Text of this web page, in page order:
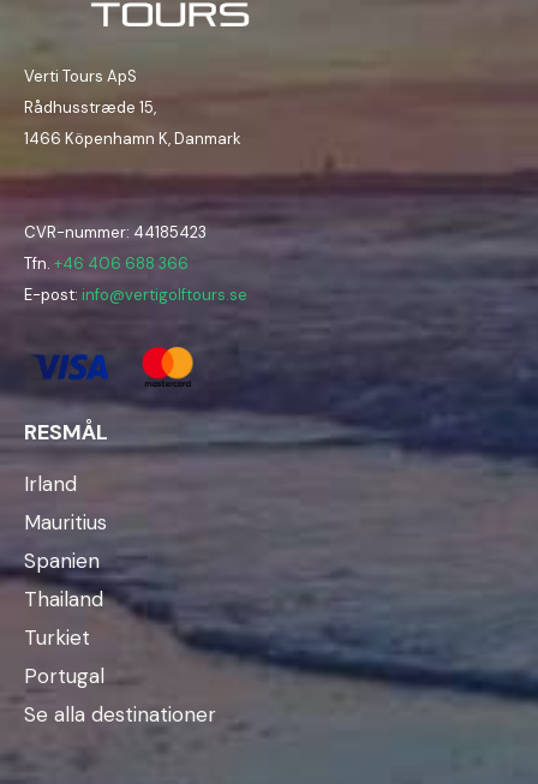
Verti Tours ApS
Rådhusstræde 15,
1466 Köpenhamn K, Danmark
CVR-nummer: 44185423
Tfn. +46 406 688 366
E-post: info@vertigolftours.se
RESMÅL
Irland
Mauritius
Spanien
Thailand
Turkiet
Portugal
Se alla destinationer